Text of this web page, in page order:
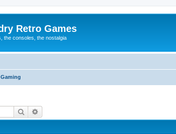
Retro Games
the consoles, the nostalgia
Search